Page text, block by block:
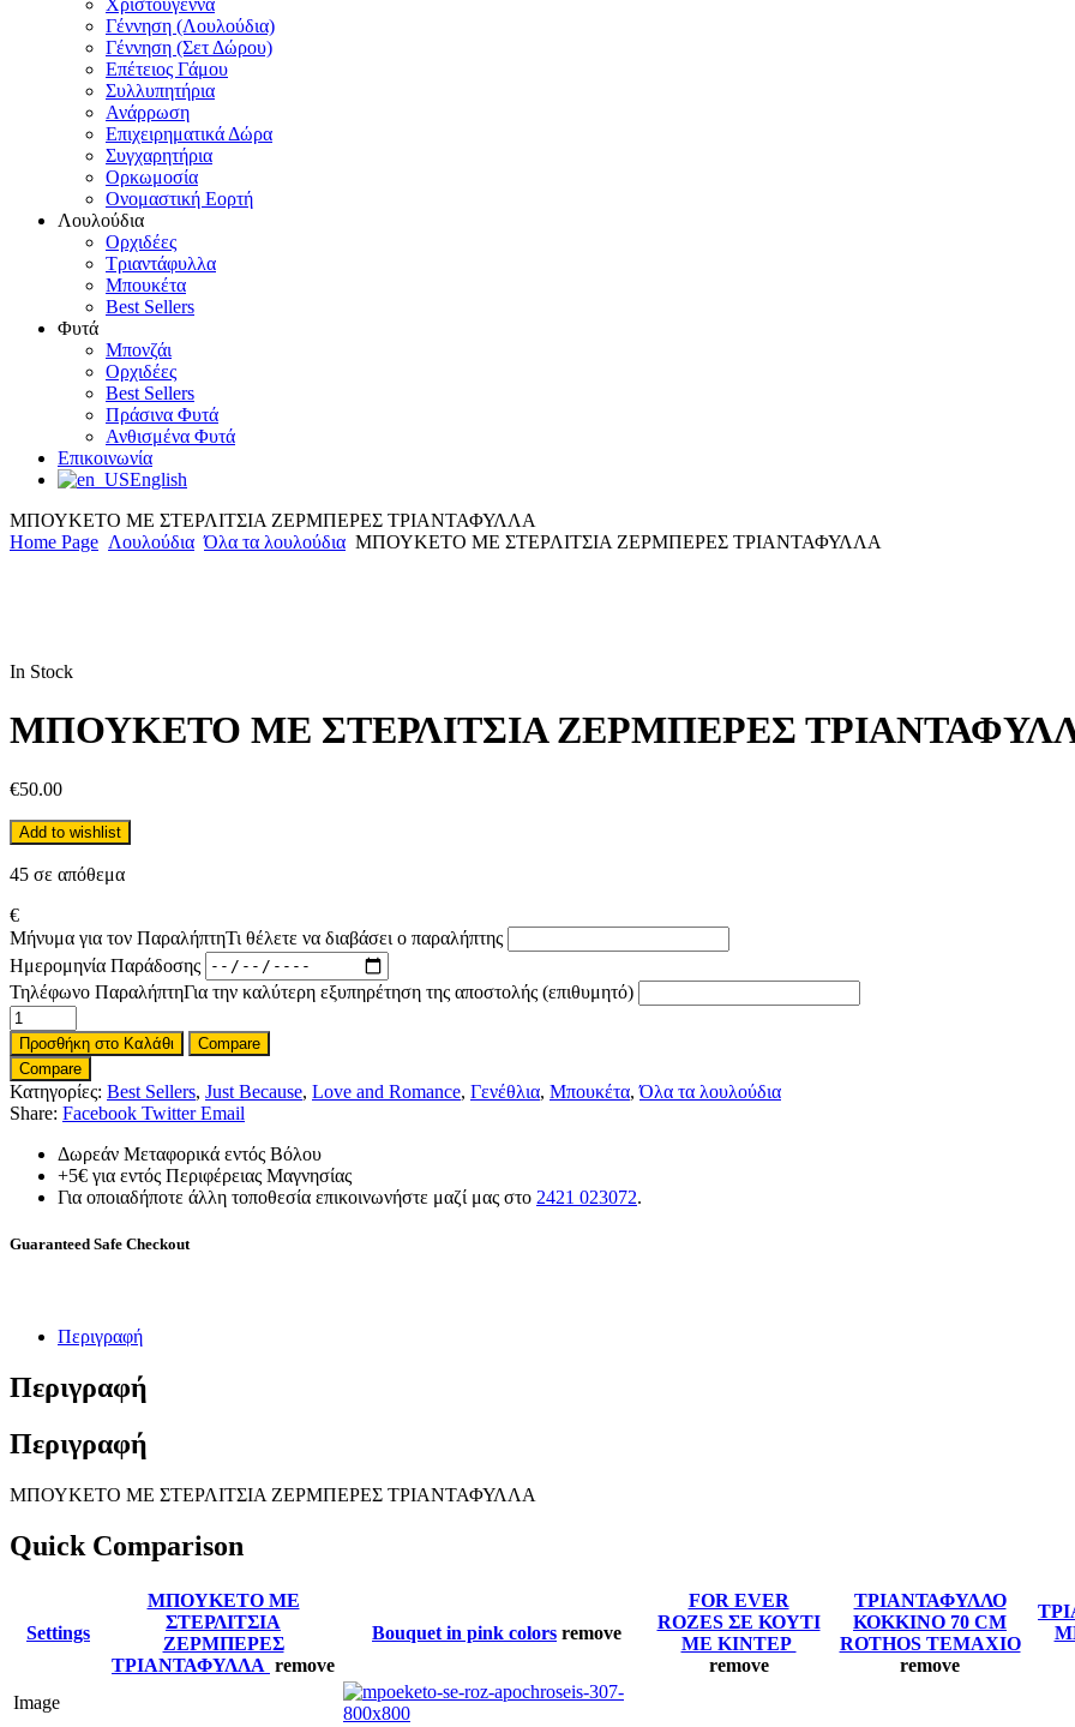
Χριστούγεννα
Γέννηση (Λουλούδια)
Γέννηση (Σετ Δώρου)
Επέτειος Γάμου
Συλλυπητήρια
Ανάρρωση
Επιχειρηματικά Δώρα
Συγχαρητήρια
Ορκωμοσία
Ονομαστική Εορτή
Λουλούδια
Ορχιδέες
Τριαντάφυλλα
Μπουκέτα
Best Sellers
Φυτά
Μπονζάι
Ορχιδέες
Best Sellers
Πράσινα Φυτά
Ανθισμένα Φυτά
Επικοινωνία
English
ΜΠΟΥΚΕΤΟ ΜΕ ΣΤΕΡΛΙΤΣΙΑ ΖΕΡΜΠΕΡΕΣ ΤΡΙΑΝΤΑΦΥΛΛΑ
Home Page Λουλούδια Όλα τα λουλούδια ΜΠΟΥΚΕΤΟ ΜΕ ΣΤΕΡΛΙΤΣΙΑ ΖΕΡΜΠΕΡΕΣ ΤΡΙΑΝΤΑΦΥΛΛΑ
In Stock
ΜΠΟΥΚΕΤΟ ΜΕ ΣΤΕΡΛΙΤΣΙΑ ΖΕΡΜΠΕΡΕΣ
€50.00
Add to wishlist
45 σε απόθεμα
€
Μήνυμα για τον ΠαραλήπτηΤι θέλετε να διαβάσει ο παραλήπτης
Ημερομηνία Παράδοσης
Τηλέφωνο ΠαραλήπτηΓια την καλύτερη εξυπηρέτηση της αποστολής (επιθυμητό)
ΜΠΟΥΚΕΤΟ
ΜΕ
ΣΤΕΡΛΙΤΣΙΑ
ΖΕΡΜΠΕΡΕΣ
ΤΡΙΑΝΤΑΦΥΛΛΑ
ποσότητα
Προσθήκη στο Καλάθι
Compare
Compare
Κατηγορίες: Best Sellers, Just Because, Love and Romance, Γενέθλια, Μπουκέτα,Όλα τα λουλούδια
Share: Facebook Twitter Email
Δωρεάν Μεταφορικά εντός Βόλου
+5€ για εντός Περιφέρειας Μαγνησίας
Για οποιαδήποτε άλλη τοποθεσία επικοινωνήστε μαζί μας στο 2421 023072.
Guaranteed Safe Checkout
Περιγραφή
Περιγραφή
Περιγραφή
ΜΠΟΥΚΕΤΟ ΜΕ ΣΤΕΡΛΙΤΣΙΑ ΖΕΡΜΠΕΡΕΣ ΤΡΙΑΝΤΑΦΥΛΛΑ
Quick Comparison
Settings
ΜΠΟΥΚΕΤΟ ΜΕ
ΣΤΕΡΛΙΤΣΙΑ
ΖΕΡΜΠΕΡΕΣ
ΤΡΙΑΝΤΑΦΥΛΛΑ remove
Bouquet in pink colors remove
FOR EVER
ROZES ΣΕ ΚΟΥΤΙ
ΜΕ ΚΙΝΤΕΡ
remove
ΤΡΙΑΝΤΑΦΥΛΛΟ
ΚΟΚΚΙΝΟ 70 CM
ROTHOS TEMAXIO
remove
Image